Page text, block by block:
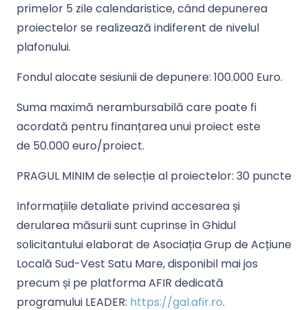
primelor 5 zile calendaristice, când depunerea
proiectelor se realizează indiferent de nivelul
plafonului.
Fondul alocate sesiunii de depunere: 100.000 Euro.
Suma maximă nerambursabilă care poate fi
acordată pentru finanțarea unui proiect este
de 50.000 euro/proiect.
PRAGUL MINIM de selecție al proiectelor: 30 puncte
Informațiile detaliate privind accesarea și
derularea măsurii sunt cuprinse înGhidul
solicitantuluielaborat de Asociația Grup de Acțiune
Locală Sud-Vest Satu Mare, disponibil mai jos
precum și pe platforma AFIR dedicată
programului LEADER: https://gal.afir.ro.